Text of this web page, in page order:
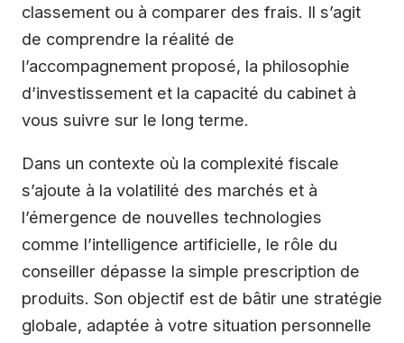
classement ou à comparer des frais. Il s’agit
de comprendre la réalité de
l’accompagnement proposé, la philosophie
d’investissement et la capacité du cabinet à
vous suivre sur le long terme.
Dans un contexte où la complexité fiscale
s’ajoute à la volatilité des marchés et à
l’émergence de nouvelles technologies
comme l’intelligence artificielle, le rôle du
conseiller dépasse la simple prescription de
produits. Son objectif est de bâtir une stratégie
globale, adaptée à votre situation personnelle